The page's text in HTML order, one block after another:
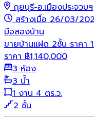
กุยบุรี-อ.เมืองประจวบฯ
สร้างเมื่อ 26/03/
มือสองบ้าน
ขายบ้านแฝด 2ชั้น ราคา
ราคา ฿1,140,000
3 ห้อง
3 น้ำ
1 งาน 4 ตร.ว.
2 ชั้น